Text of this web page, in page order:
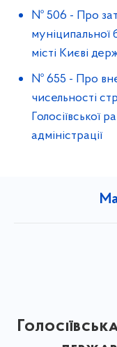
№ 506 - Про
муніципальної
місті Києві
№ 655 - Про
чисельності
Голосіївської
адміністрації